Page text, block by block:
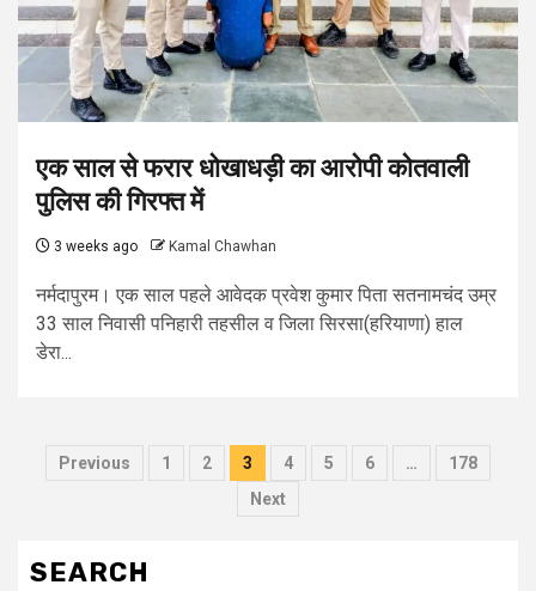
एक साल से फरार धोखाधड़ी का आरोपी कोतवाली
पुलिस की गिरफ्त में
3 weeks ago Kamal Chawhan
नर्मदापुरम। एक साल पहले आवेदक प्रवेश कुमार पिता सतनामचंद उम्र
33 साल निवासी पनिहारी तहसील व जिला सिरसा(हरियाणा) हाल
डेरा...
Posts
Previous 1 2 3 4 5 6 …
178
Next
SEARCH